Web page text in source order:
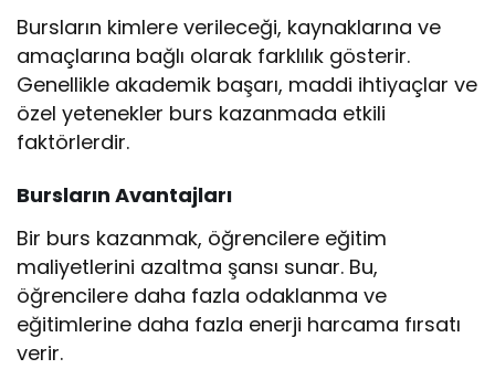
Bursların kimlere verileceği, kaynaklarına ve
amaçlarına bağlı olarak farklılık gösterir.
Genellikle akademik başarı, maddi ihtiyaçlar ve
özel yetenekler burs kazanmada etkili
faktörlerdir.
Bursların Avantajları
Bir burs kazanmak, öğrencilere eğitim
maliyetlerini azaltma şansı sunar. Bu,
öğrencilere daha fazla odaklanma ve
eğitimlerine daha fazla enerji harcama fırsatı
verir.